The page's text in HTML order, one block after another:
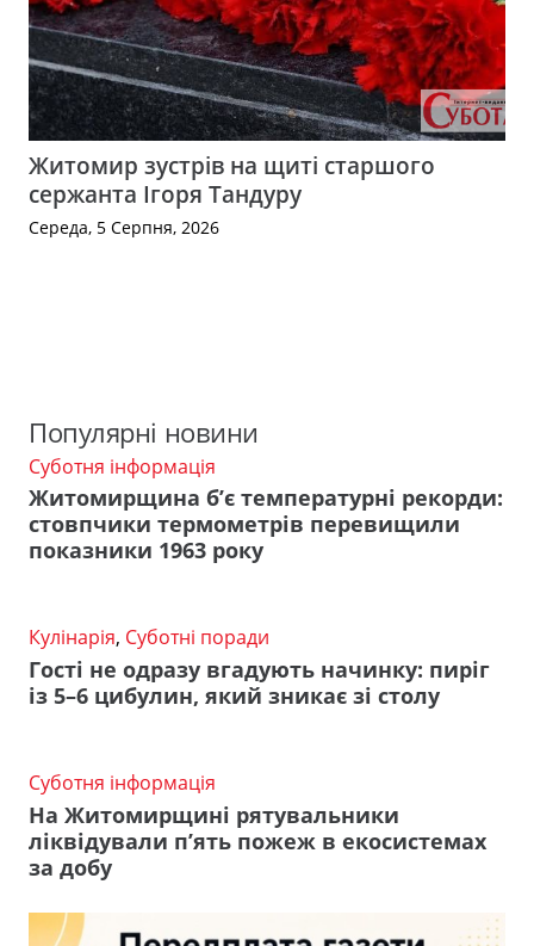
Житомир зустрів на щиті старшого
сержанта Ігоря Тандуру
Середа, 5 Серпня, 2026
Популярні новини
Суботня інформація
Житомирщина б’є температурні рекорди:
стовпчики термометрів перевищили
показники 1963 року
Кулінарія, Суботні поради
Гості не одразу вгадують начинку: пиріг
із 5–6 цибулин, який зникає зі столу
Суботня інформація
На Житомирщині рятувальники
ліквідували п’ять пожеж в екосистемах
за добу